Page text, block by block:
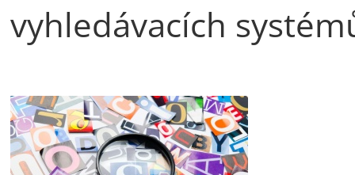
vyhledávacích